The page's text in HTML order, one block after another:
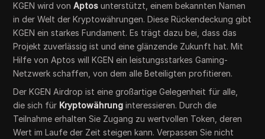
KGEN wird vonAptos unterstützt, einem bekannten Namen
in der Welt der Kryptowährungen. Diese Rückendeckung gibt
KGEN ein starkes Fundament. Es trägt dazu bei, dass das
Projekt zuverlässig ist und eine glänzende Zukunft hat. Mit
Hilfe von Aptos will KGEN ein leistungsstarkes Gaming-
Netzwerk schaffen, von dem alle Beteiligten profitieren.
Der KGEN Airdrop ist eine großartige Gelegenheit für alle,
die sich für Kryptowährung interessieren. Durch die
Teilnahme erhalten Sie Zugang zu wertvollen Token, deren
Wert im Laufe der Zeit steigen kann. Verpassen Sie nicht